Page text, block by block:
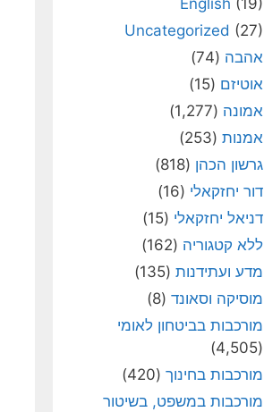
English (19)
Uncategorized (27)
אהבה (74)
אוטיזם (15)
אמונה (1,277)
אמנות (253)
גרשון הכהן (818)
דור יחזקאלי (16)
דניאל יחזקאלי (15)
ללא קטגוריה (162)
מדע ועתידנות (135)
מוסיקה וסאונד (8)
מורכבות בביטחון לאומי
(4,505)
מורכבות בחינוך (420)
מורכבות במשפט, בשיטור